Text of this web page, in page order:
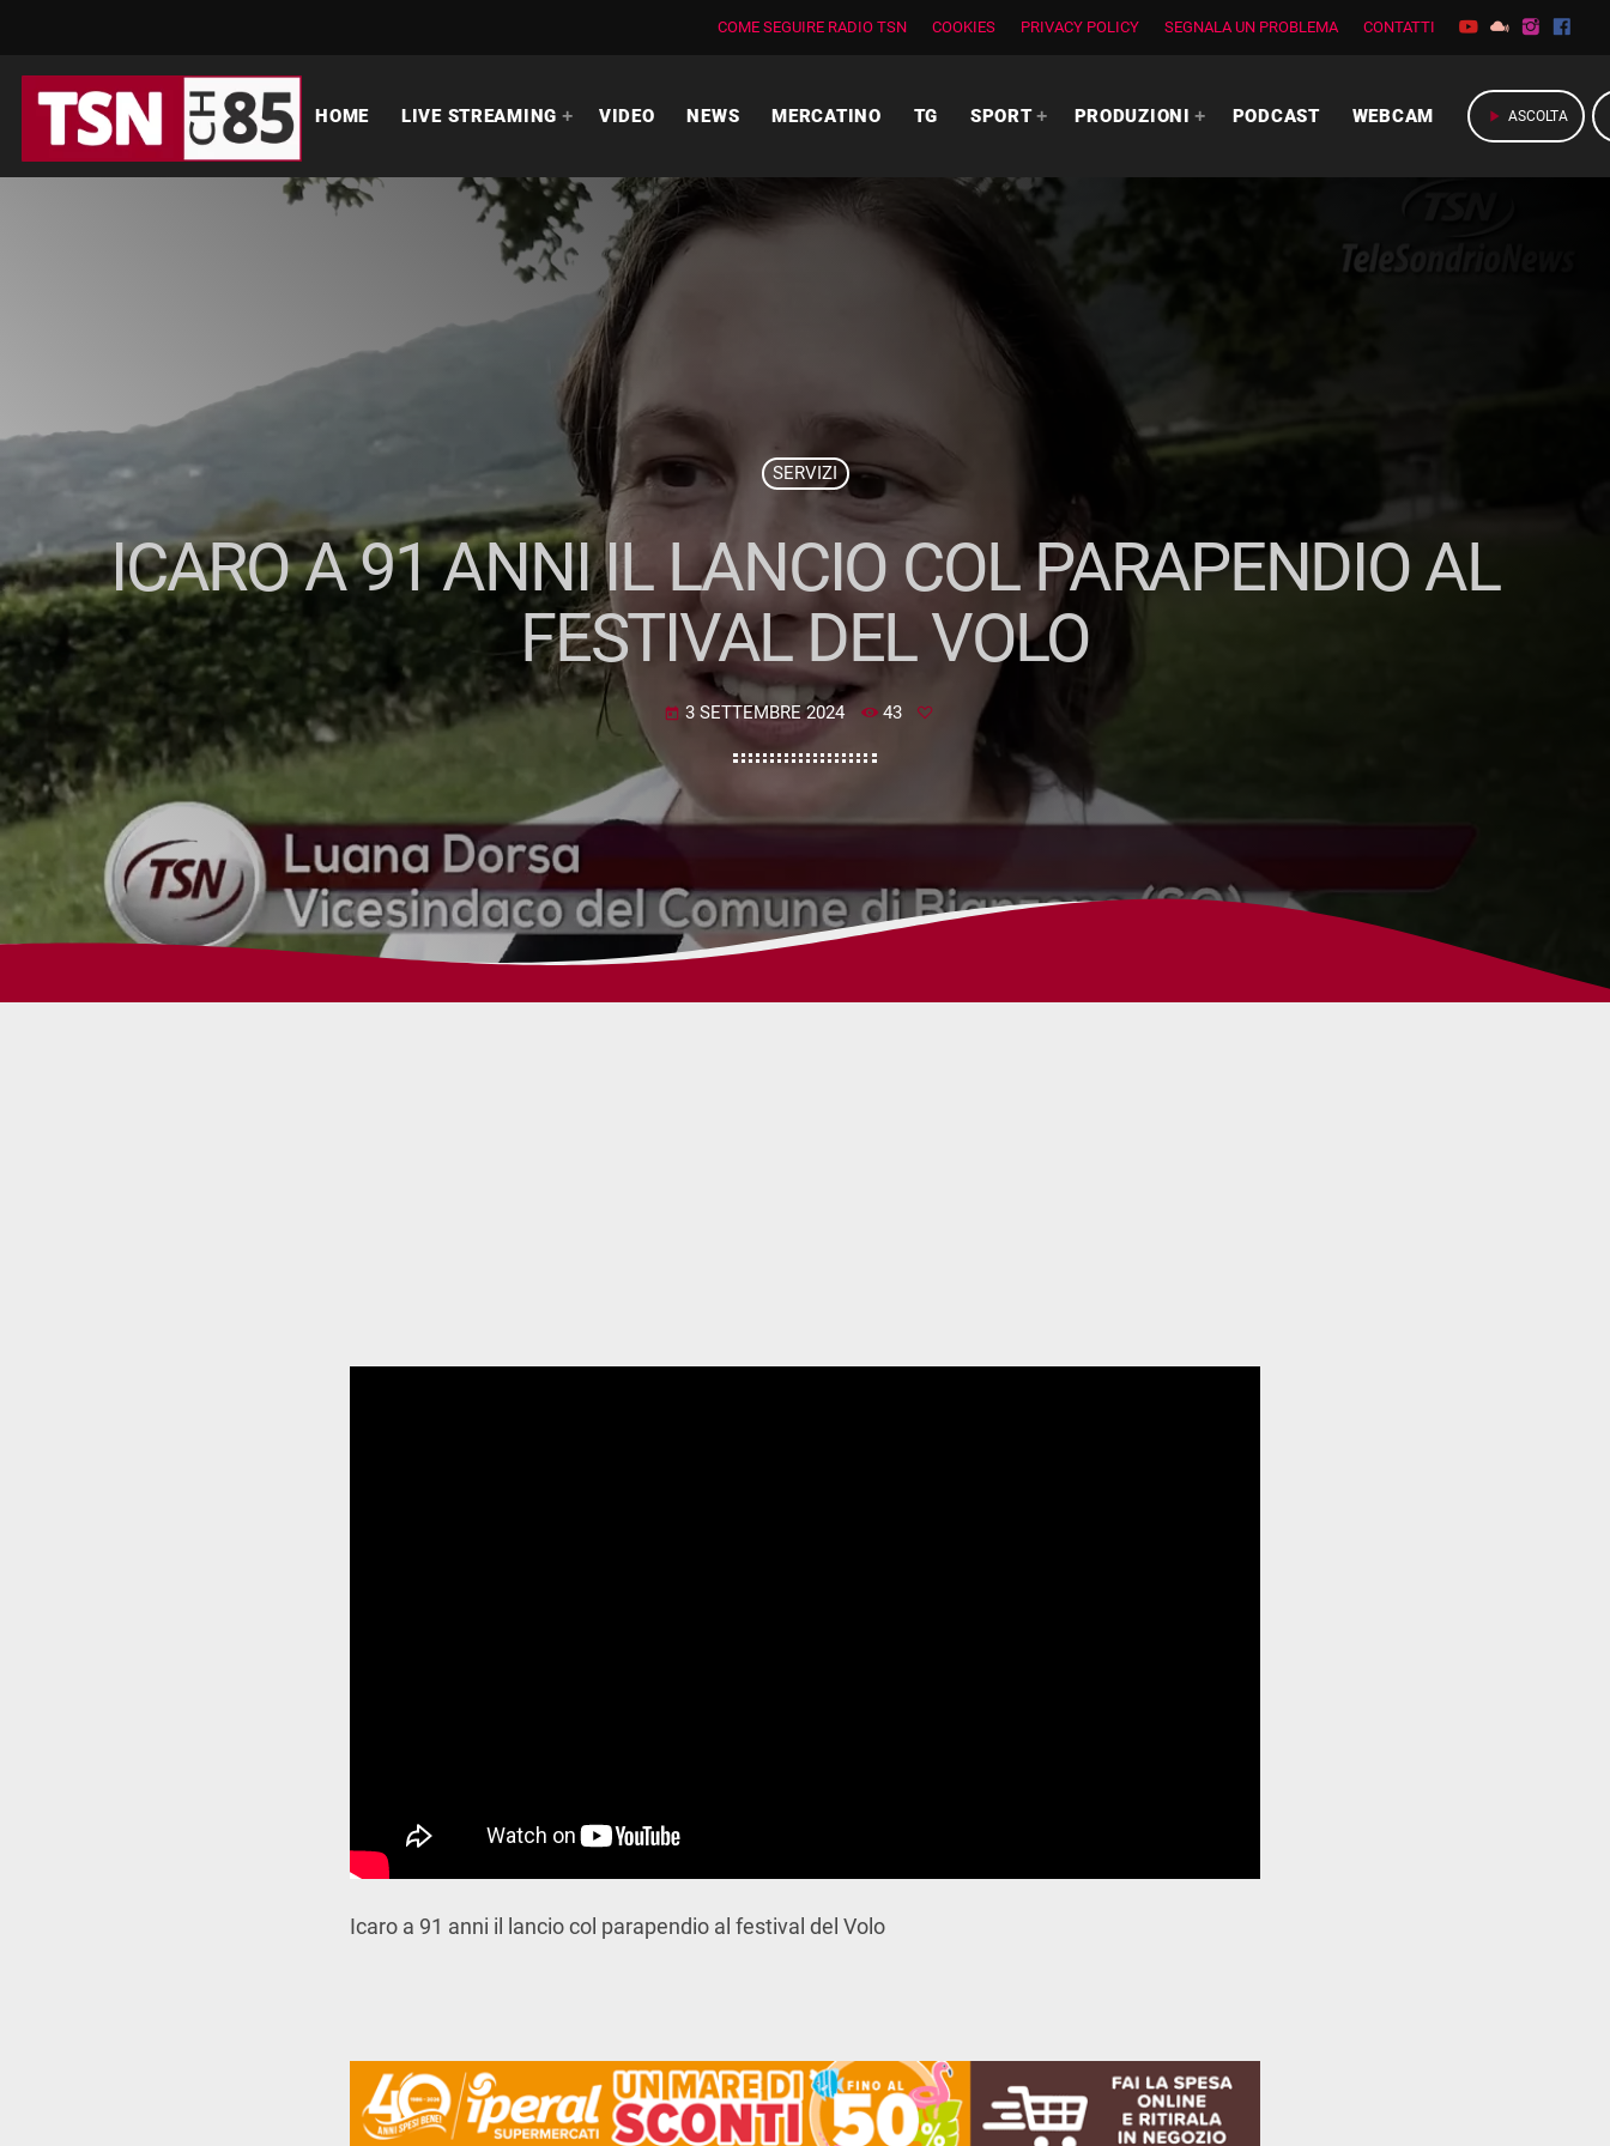
COME SEGUIRE RADIO TSN COOKIES PRIVACY POLICY SEGNALA UN PROBLEMA CONTATTI
HOME LIVE STREAMING VIDEO NEWS MERCATINO TG SPORT PRODUZIONI PODCAST WEBCAM play_arrow ASCOLTA
SERVIZI
ICARO A 91 ANNI IL LANCIO COL PARAPENDIO AL
FESTIVAL DEL VOLO
today 3 SETTEMBRE 2024 43
Icaro a 91 anni il lancio col parapendio al festival del Volo